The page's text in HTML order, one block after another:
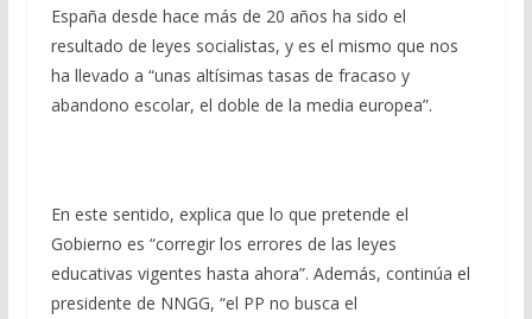
España desde hace más de 20 años ha sido el
resultado de leyes socialistas, y es el mismo que nos
ha llevado a “unas altísimas tasas de fracaso y
abandono escolar, el doble de la media europea”.
En este sentido, explica que lo que pretende el
Gobierno es “corregir los errores de las leyes
educativas vigentes hasta ahora”. Además, continúa el
presidente de NNGG, “el PP no busca el